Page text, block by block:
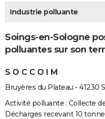
Destinations
City break
Voyage nature
Voyage de noces
Forum
Climat
+PHOTO
GUIDES D'ACHAT
BONS PLANS
CARTE DE VOEUX
Carte de Noël
Carte Bonne année
Carte Saint-Valentin
Carte Pâques
Carte d'anniversaire
DICTIONNAIRE
Dictionnaire
Biographies
Citations
Expressions
Proverbes
PROGRAMME TV
Industrie polluante
Soings-en-Sologne
polluantes sur son
S O C C O I M
Bruyères du Plateau - 41230
Activité polluante : Collecte
Décharges recevant 10